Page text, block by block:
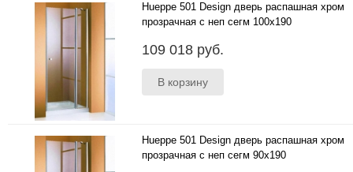
Hueppe 501 Design дверь распашная хром
прозрачная с неп сегм 100x190
109 018 руб.
Hueppe 501 Design дверь распашная хром
прозрачная с неп сегм 90x190